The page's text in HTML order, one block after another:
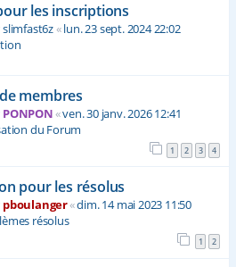
les inscriptions
slimfast6z«lun. 23 sept. 2024 22:02
membres
PONPON«ven. 30 janv. 2026 12:41
du Forum
1 2 3 4
pour les résolus
pboulanger«dim. 14 mai 2023 11:50
résolus
1 2